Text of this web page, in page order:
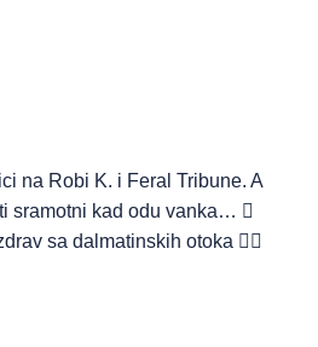
na Robi K. i Feral Tribune. A
sramotni kad odu vanka… 
sa dalmatinskih otoka 